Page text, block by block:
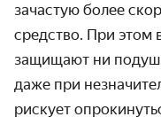
зачастую более
средство. При этом
защищают ни
даже при
рискует